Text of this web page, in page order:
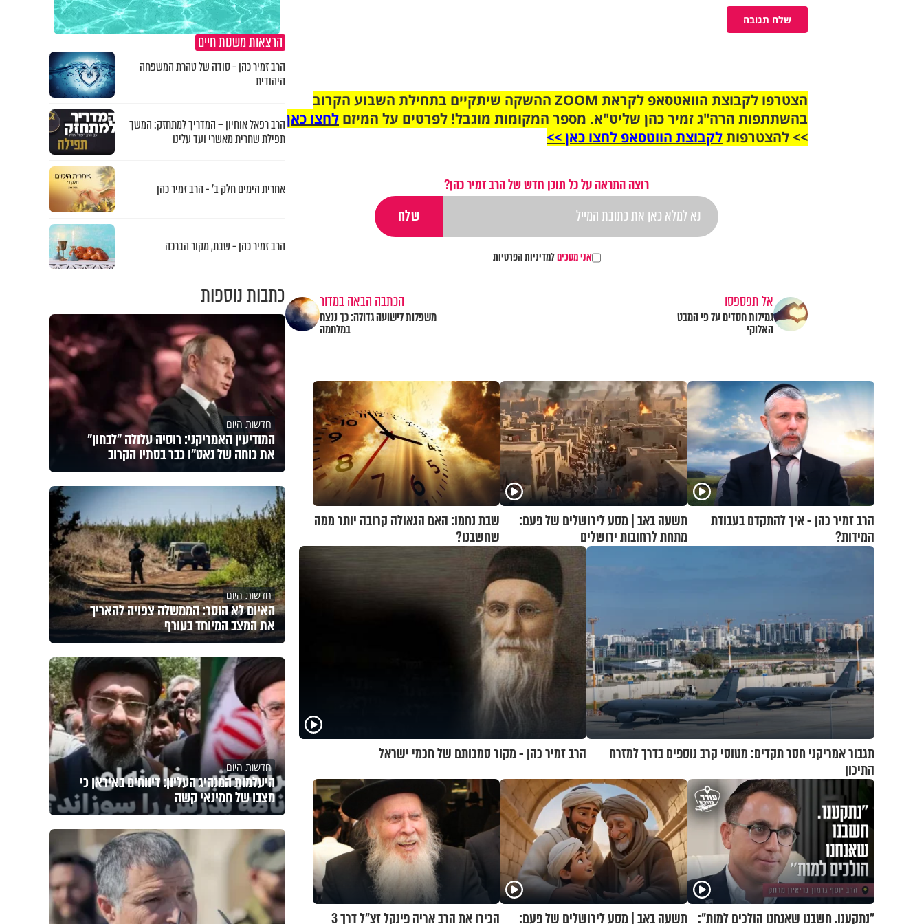
שלח תגובה
הצטרפו לקבוצת הוואטסאפ לקראת ZOOM ההשקה שיתקיים בתחילת השבוע הקרוב
בהשתתפות הרה"ג זמיר כהן שליט"א. מספר המקומות מוגבל! לפרטים על המיזם לחצו כאן
>> להצטרפותלקבוצת הווטסאפ לחצו כאן >>
רוצה התראה על כל תוכן חדש של הרב זמיר כהן?
אני מסכיםלמדיניות הפרטיות
אל תפספסו
גמילות חסדים על פי המבט
האלוקי
הכתבה הבאה במדור
משפלות לישועה גדולה: כך ננצח
במלחמה
הרב זמיר כהן - איך להתקדם בעבודת
המידות?
תשעה באב | מסע לירושלים של פעם:
מתחת לרחובות ירושלים
שבת נחמו: האם הגאולה קרובה יותר ממה
שחשבנו?
תגבור אמריקני חסר תקדים: מטוסי קרב נוספים בדרך למזרח
התיכון
הרב זמיר כהן - מקור סמכותם של חכמי ישראל
"נתקענו. חשבנו שאנחנו הולכים למות": תשעה באב | מסע לירושלים של פעם: הכירו את הרב אריה פינקל זצ"ל דרך 3
הרצאות משנות חיים
הרב זמיר כהן - סודה של טהרת המשפחה
היהודית
הרב רפאל אוחיון – המדריך למתחזק: המשך
תפילת שחרית מאשרי ועד עלינו
אחרית הימים חלק ב’ - הרב זמיר כהן
הרב זמיר כהן - שבת, מקור הברכה
כתבות נוספות
חדשות היום
המודיעין האמריקני: רוסיה עלולה "לבחון"
את כוחה של נאט"ו כבר בסתיו הקרוב
חדשות היום
האיום לא הוסר: הממשלה צפויה להאריך
את המצב המיוחד בעורף
חדשות היום
היעלמות המנהיג העליון: דיווחים באיראן כי
מצבו של חמינאי קשה